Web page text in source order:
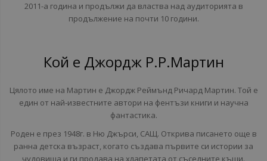
2011-а година и продължи да властва над аудиторията в
продължение на почти 10 години.
Кой е Джордж Р.Р.Мартин
Цялото име на Мартин е Джордж Реймънд Ричард Мартин. Той е
един от най-известните автори на фентъзи книги и научна
фантастика.
Роден е през 1948г. в Ню Джърси, САЩ. Открива писането още в
ранна детска възраст, когато създава първите си истории за
чудовища и ги продава на хлапетата от съседните къщи.